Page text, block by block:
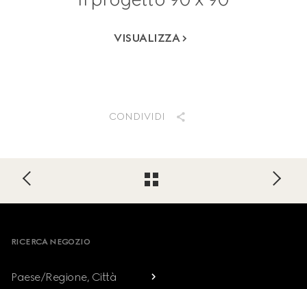
VISUALIZZA
CONDIVIDI
Footer
RICERCA NEGOZIO
Paese/Regione, Città